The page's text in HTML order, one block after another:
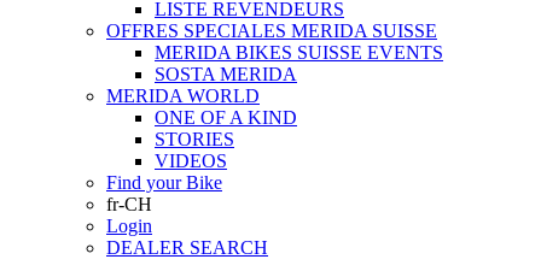
LISTE REVENDEURS
OFFRES SPECIALES MERIDA SUISSE
MERIDA BIKES SUISSE EVENTS
SOSTA MERIDA
MERIDA WORLD
ONE OF A KIND
STORIES
VIDEOS
Find your Bike
fr-CH
Login
DEALER SEARCH